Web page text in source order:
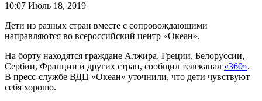
10:07 Июль 18, 2019
Дети из разных стран вместе с сопровождающими
направляются во всероссийский центр «Океан».
На борту находятся граждане Алжира, Греции, Белоруссии,
Сербии, Франции и других стран, сообщил телеканал «360».
В пресс-службе ВДЦ «Океан» уточнили, что дети чувствуют
себя хорошо.